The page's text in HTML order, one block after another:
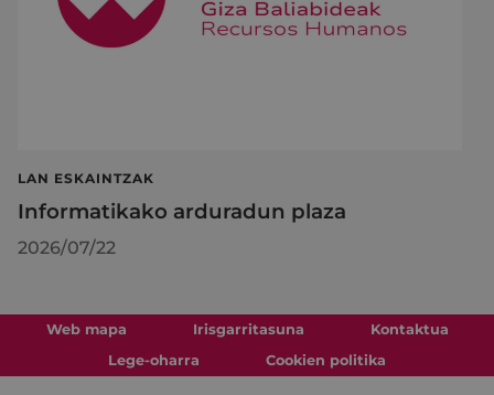
LAN ESKAINTZAK
Informatikako arduradun plaza
2026/07/22
Web mapa Irisgarritasuna
Kontaktua
Lege-oharra
Cookien politika